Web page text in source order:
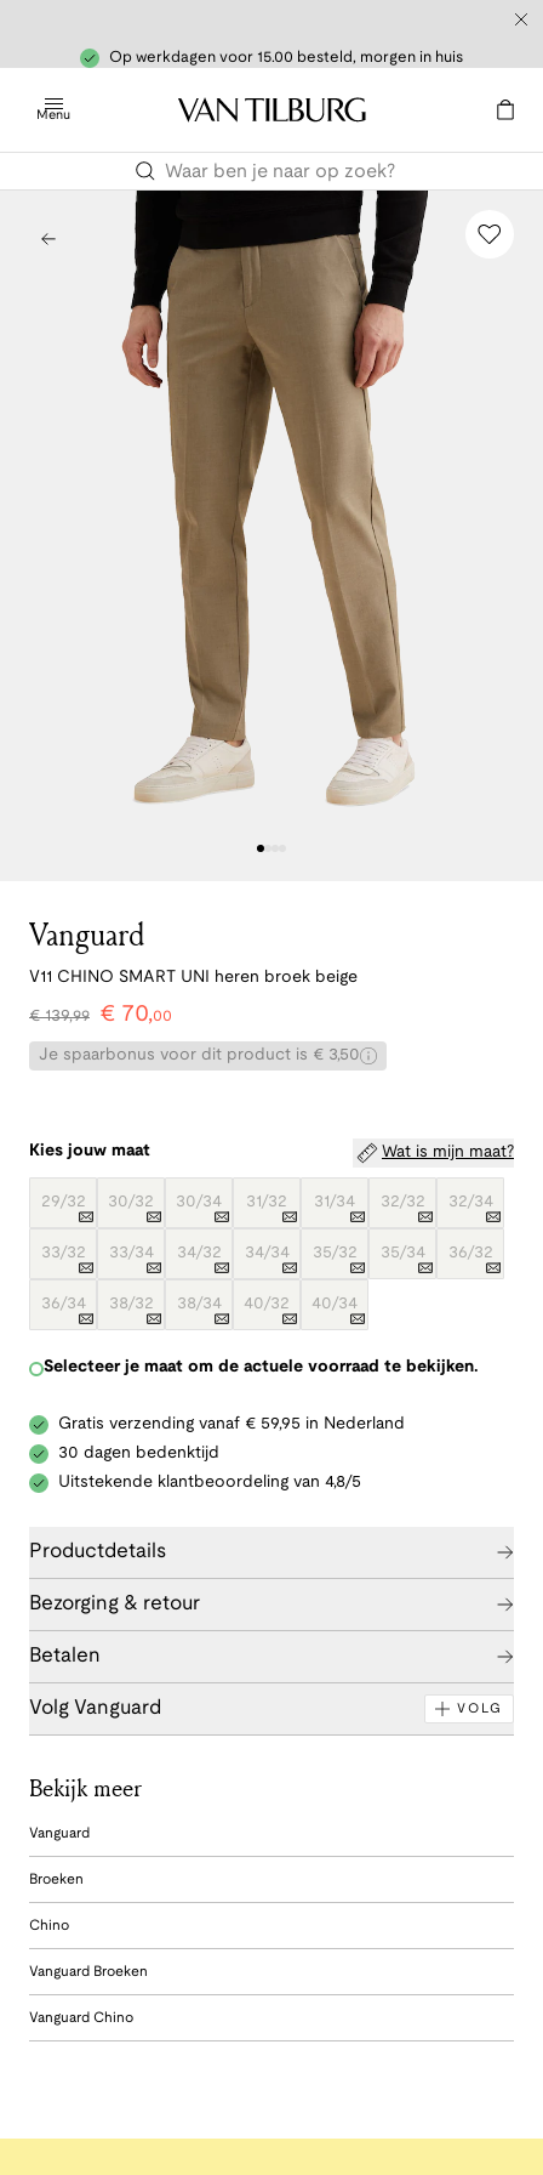
Op werkdagen voor 15.00 besteld, morgen in huis
Menu
Vanguard
V11 CHINO SMART UNI heren broek beige
€139,99 € 70,00
Je spaarbonus voor dit product is € 3,50
Kies jouw maat Wat is mijn maat?
29/32 30/32 30/34 31/32 31/34 32/32 32/34
33/32 33/34 34/32 34/34 35/32 35/34 36/32
36/34 38/32 38/34 40/32 40/34
Selecteer je maat om de actuele voorraad te bekijken.
Gratis verzending vanaf € 59,95 in Nederland
30 dagen bedenktijd
Uitstekende klantbeoordeling van 4,8/5
Productdetails
Bezorging & retour
Betalen
Volg Vanguard VOLG
Bekijk meer
Vanguard
Broeken
Chino
Vanguard Broeken
Vanguard Chino